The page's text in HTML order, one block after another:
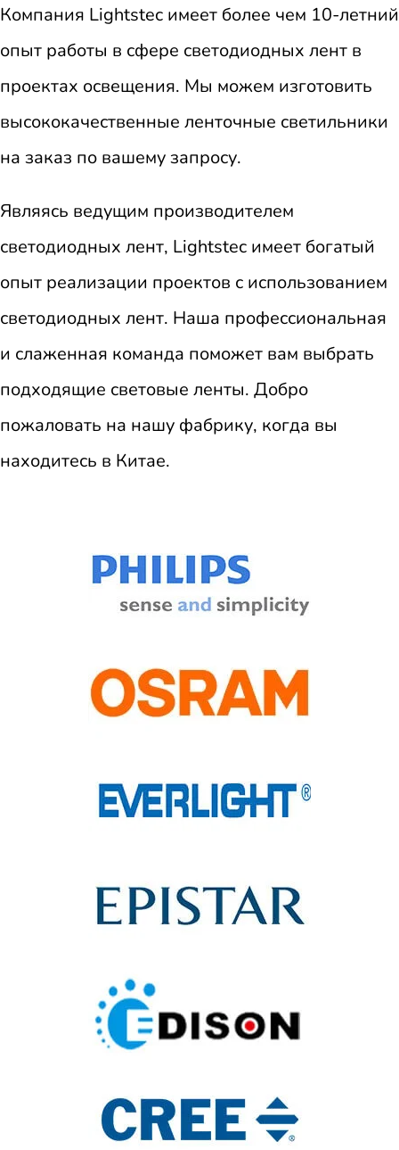
Компания Lightstec имеет более чем 10-летний
опыт работы в сфере светодиодных лент в
проектах освещения. Мы можем изготовить
высококачественные ленточные светильники
на заказ по вашему запросу.
Являясь ведущим производителем
светодиодных лент, Lightstec имеет богатый
опыт реализации проектов с использованием
светодиодных лент. Наша профессиональная
и слаженная команда поможет вам выбрать
подходящие световые ленты. Добро
пожаловать на нашу фабрику, когда вы
находитесь в Китае.